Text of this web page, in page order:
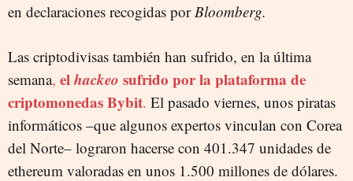
en declaraciones recogidas por Bloomberg.
Las criptodivisas también han sufrido, en la última
semana, elhackeo sufrido por la plataforma de
criptomonedas Bybit. El pasado viernes, unos piratas
informáticos –que algunos expertos vinculan con Corea
del Norte– lograron hacerse con 401.347 unidades de
ethereum valoradas en unos 1.500 millones de dólares.